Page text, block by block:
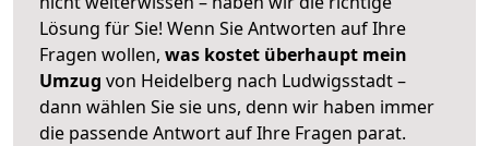
Lösung für Sie! Wenn Sie Antworten auf Ihre
Fragen wollen, was kostet überhaupt mein
Umzug von Heidelberg nach Ludwigsstadt –
dann wählen Sie sie uns, denn wir haben immer
die passende Antwort auf Ihre Fragen parat.